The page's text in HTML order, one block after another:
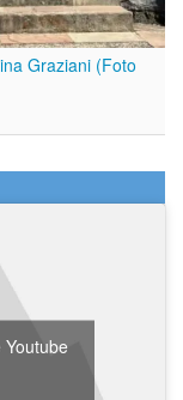
Graziani (Foto